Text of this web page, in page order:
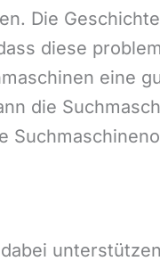
Die
diese
eine
die